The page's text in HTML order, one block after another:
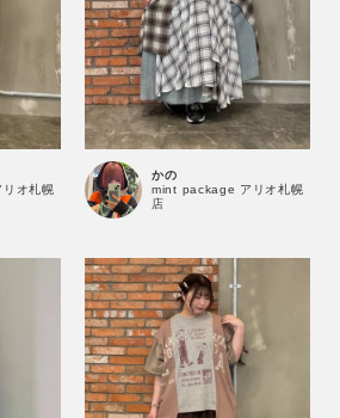
条件で絞り込む
オ札幌
かの
mint package アリオ札幌
店